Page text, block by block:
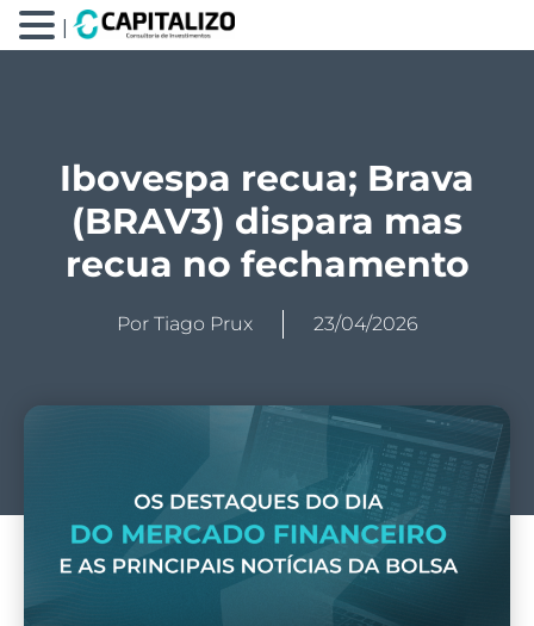
Ibovespa recua; Brava
(BRAV3) dispara mas
recua no fechamento
Por Tiago Prux 23/04/2026